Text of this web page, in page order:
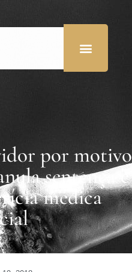
por motivo
sentença e
médica